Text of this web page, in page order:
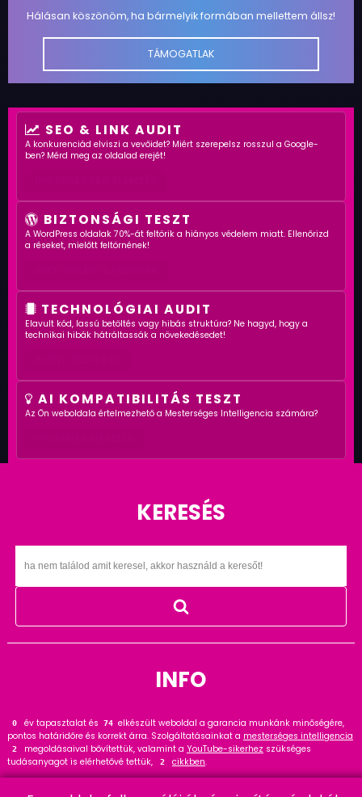
Hálásan köszönöm, ha bármelyik formában mellettem állsz!
TÁMOGATLAK
SEO & LINK AUDIT
A konkurenciád elviszi a vevőidet? Miért szerepelsz rosszul a Google-
ben? Mérd meg az oldalad erejét!
BIZTONSÁGI TESZT
A WordPress oldalak 70%-át feltörik a hiányos védelem miatt. Ellenőrizd
a réseket, mielőtt feltörnének!
TECHNOLÓGIAI AUDIT
Elavult kód, lassú betöltés vagy hibás struktúra? Ne hagyd, hogy a
technikai hibák hátráltassák a növekedésedet!
AI KOMPATIBILITÁS TESZT
Az Ön weboldala értelmezhető a Mesterséges Intelligencia számára?
KERESÉS
INFO
0 év tapasztalat és 98 elkészült weboldal a garancia munkánk minőségére,
pontos határidőre és korrekt árra. Szolgáltatásainkat a mesterséges intelligencia
3 megoldásaival bővítettük, valamint a YouTube-sikerhez szükséges
tudásanyagot is elérhetővé tettük,
3 cikkben.